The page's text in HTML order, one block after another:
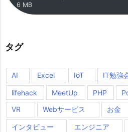
6 MB
タグ
AI Excel IoT IT勉強
lifehack MeetUp PHP
VR
Webサービス お金
インタビュー エンジニア